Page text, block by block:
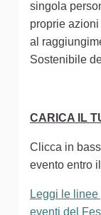
singola
proprie
al
Sostenibile
CARICA IL
Clicca in
evento entro il
Leggi le
eventi del